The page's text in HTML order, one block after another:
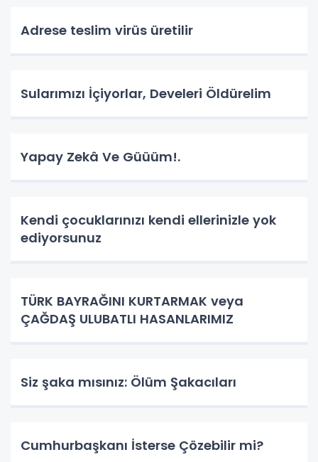
Adrese teslim virüs üretilir
Sularımızı İçiyorlar, Develeri Öldürelim
Yapay Zekâ Ve Güüüm!.
Kendi çocuklarınızı kendi ellerinizle yok
ediyorsunuz
TÜRK BAYRAĞINI KURTARMAK veya
ÇAĞDAŞ ULUBATLI HASANLARIMIZ
Siz şaka mısınız: Ölüm Şakacıları
Cumhurbaşkanı İsterse Çözebilir mi?